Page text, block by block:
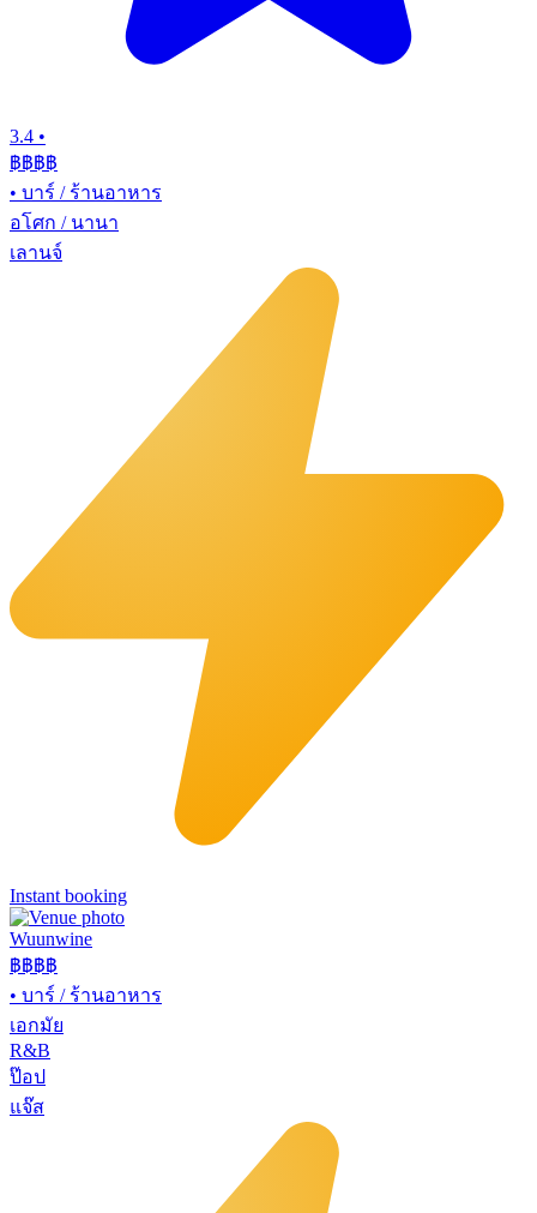
3.4 •
฿฿฿฿
• บาร์ / ร้านอาหาร
อโศก / นานา
เลานจ์
Instant booking
Wuunwine
฿฿฿฿
• บาร์ / ร้านอาหาร
เอกมัย
R&B
ป๊อป
แจ๊ส